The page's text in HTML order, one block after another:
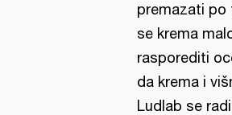
premazati po
se krema
rasporediti
da krema i
Ludlab se